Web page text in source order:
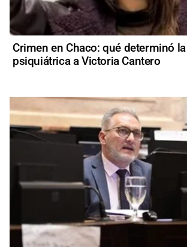
Crimen en Chaco: qué determinó
psiquiátrica a Victoria Cantero